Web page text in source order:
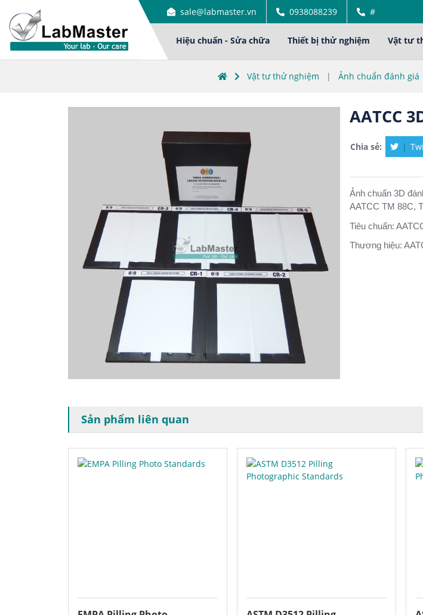
sale@labmaster.vn 0938088239 #
Hiệu chuẩn - Sửa chữa Thiết bị thử nghiệm Vật tư
Vật tư thử nghiệm | Ảnh chuẩn đánh giá
AATCC
Chia sẻ: |
Ảnh chuẩn 3D
AATCC TM 88C,
Tiêu chuẩn:
Thương hiệu:
Sản phẩm liên quan